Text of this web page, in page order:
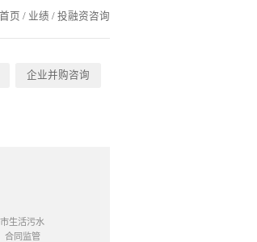
首页 / 业绩 / 投融资咨询
企业并购咨询
生活污水
合同监管